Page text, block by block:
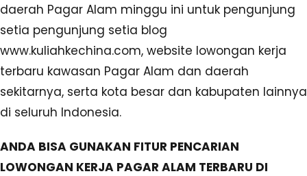
daerah Pagar Alam minggu ini untuk pengunjung
setia pengunjung setia blog
www.kuliahkechina.com, website lowongan kerja
terbaru kawasan Pagar Alam dan daerah
sekitarnya, serta kota besar dan kabupaten lainnya
di seluruh Indonesia.
ANDA BISA GUNAKAN FITUR PENCARIAN
LOWONGAN KERJA PAGAR ALAM TERBARU DI